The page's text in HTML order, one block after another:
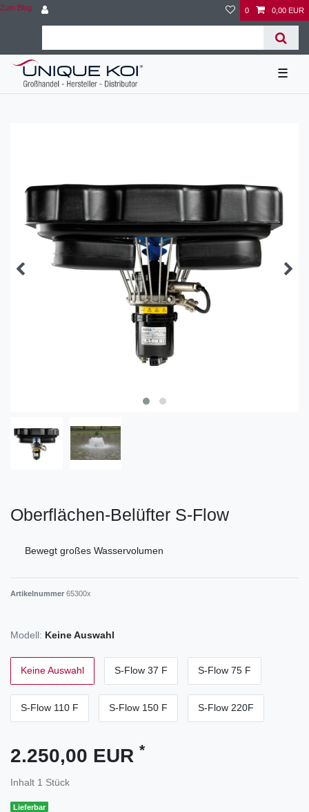
Zum Blog 0 0,00 EUR
☰
Oberflächen-Belüfter S-Flow
Bewegt großes Wasservolumen
Artikelnummer 65300x
Modell: Keine Auswahl
Keine Auswahl S-Flow 37 F S-Flow 75 F
S-Flow 110 F S-Flow 150 F S-Flow 220F
2.250,00 EUR *
Inhalt 1 Stück
Lieferbar